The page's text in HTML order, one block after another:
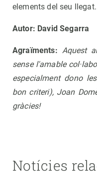
elements del seu llegat.
Autor: David Segarra
Agraïments: Aquest
sense l'amable
especialment dono
bon criteri), Joan
gràcies!
Notícies